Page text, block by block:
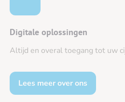
Digitale oplossingen
Altijd en overal toegang tot uw
Lees meer over ons